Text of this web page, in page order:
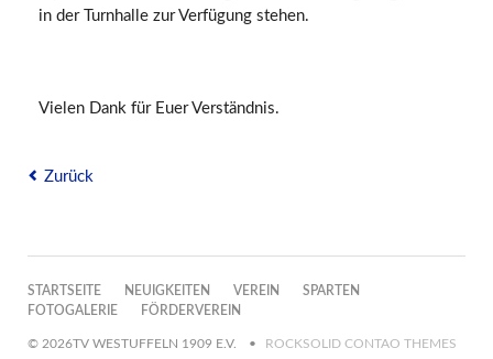
in der Turnhalle zur Verfügung stehen.
Vielen Dank für Euer Verständnis.
Zurück
NAVIGATION
ÜBERSPRINGEN
STARTSEITE NEUIGKEITEN VEREIN
SPARTEN
FOTOGALERIE
FÖRDERVEREIN
© 2026TV WESTUFFELN 1909 E.V.
ROCKSOLID CONTAO THEMES